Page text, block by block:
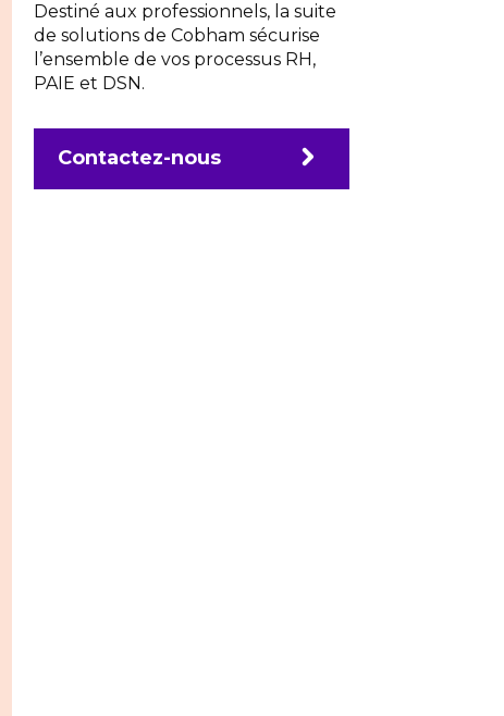
Destiné aux professionnels, la suite
de solutions de Cobham sécurise
l’ensemble de vos processus RH,
PAIE et DSN.
Contactez-nous